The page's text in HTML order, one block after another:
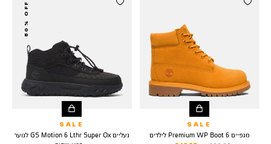
SALE
מגפיים 6 Premium WP Boot לילדים
50% OFF
SALE
נעליים GS Motion 6 Lthr Super Ox לנוער